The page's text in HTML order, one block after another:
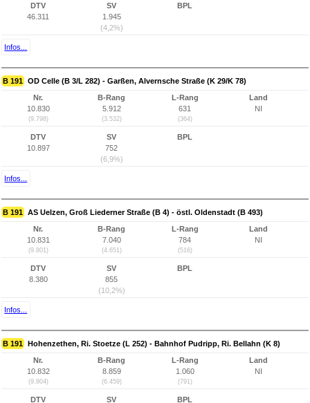
DTV
46.311
SV
1.945
(4,2%)
BPL
Infos...
B 191 OD Celle (B 3/L 282) - Garßen, Alvernsche Straße (K 29/K 78)
Nr.
10.830
(9.798)
B-Rang
5.912
(3.532)
L-Rang
631
(364)
Land
NI
DTV
10.897
SV
752
(6,9%)
BPL
Infos...
B 191 AS Uelzen, Groß Liederner Straße (B 4) - östl. Oldenstadt (B 493)
Nr.
10.831
(9.801)
B-Rang
7.040
(4.651)
L-Rang
784
(516)
Land
NI
DTV
8.380
SV
855
(10,2%)
BPL
Infos...
B 191 Hohenzethen, Ri. Stoetze (L 252) - Bahnhof Pudripp, Ri. Bellahn (K 8)
Nr.
10.832
(9.804)
B-Rang
8.859
(6.459)
L-Rang
1.060
(791)
Land
NI
DTV
SV
BPL